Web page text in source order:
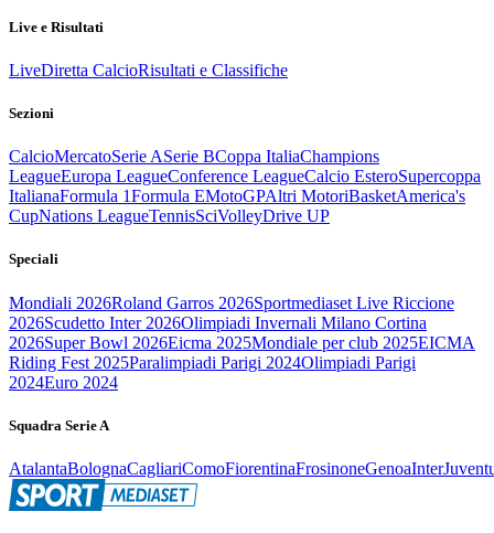
Live e Risultati
LiveDiretta CalcioRisultati e Classifiche
Sezioni
CalcioMercatoSerie ASerie BCoppa ItaliaChampions
LeagueEuropa LeagueConference LeagueCalcio EsteroSupercoppa
ItalianaFormula 1Formula EMotoGPAltri MotoriBasketAmerica's
CupNations LeagueTennisSciVolleyDrive UP
Speciali
Mondiali 2026Roland Garros 2026Sportmediaset Live Riccione
2026Scudetto Inter 2026Olimpiadi Invernali Milano Cortina
2026Super Bowl 2026Eicma 2025Mondiale per club 2025EICMA
Riding Fest 2025Paralimpiadi Parigi 2024Olimpiadi Parigi
2024Euro 2024
Squadra Serie A
AtalantaBolognaCagliariComoFiorentinaFrosinoneGenoaInter